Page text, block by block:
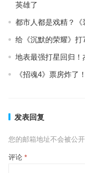
英雄了
都市人都是戏精？《
给《沉默的荣耀》
地表最强打星回归！
《招魂4》票房炸了
发表回复
您的邮箱地址不会被公开
评论 *